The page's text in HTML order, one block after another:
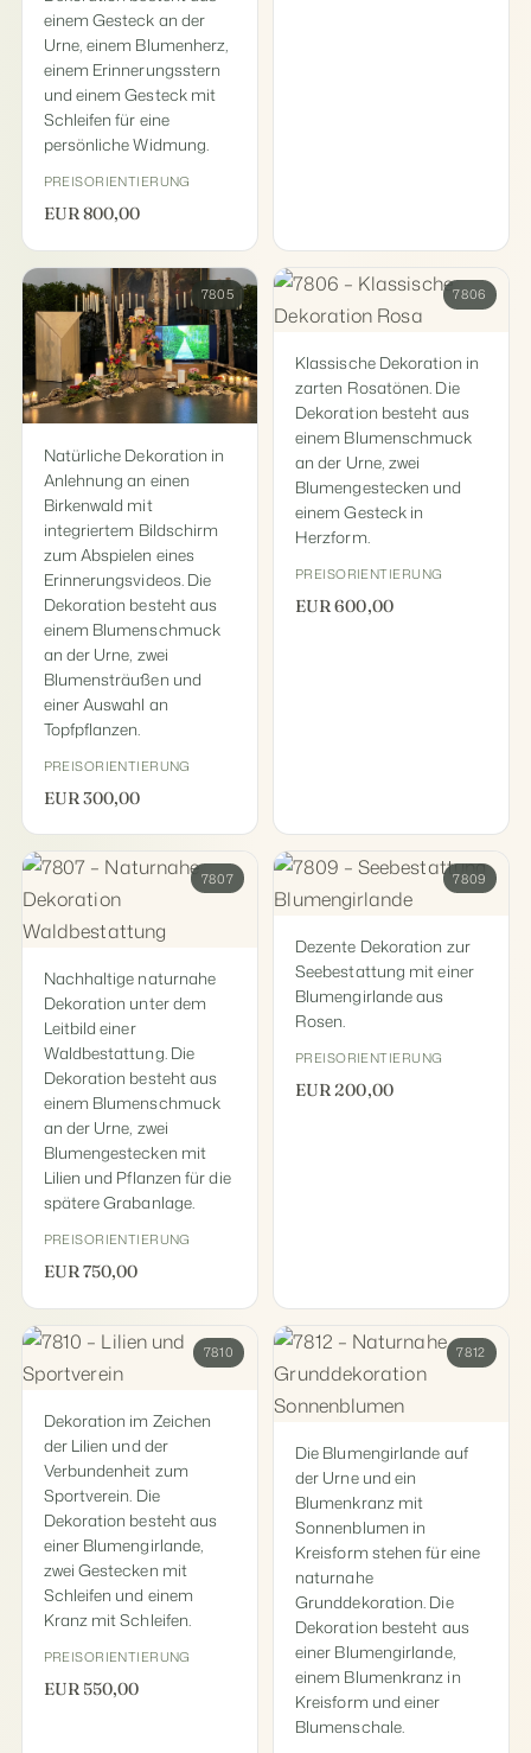
einem Gesteck an der
Urne, einem Blumenherz,
einem Erinnerungsstern
und einem Gesteck mit
Schleifen für eine
persönliche Widmung.
PREISORIENTIERUNG
EUR 800,00
7805
Natürliche Dekoration in
Anlehnung an einen
Birkenwald mit
integriertem Bildschirm
zum Abspielen eines
Erinnerungsvideos. Die
Dekoration besteht aus
einem Blumenschmuck
an der Urne, zwei
Blumensträußen und
einer Auswahl an
Topfpflanzen.
PREISORIENTIERUNG
EUR 300,00
7806
Klassische Dekoration in
zarten Rosatönen. Die
Dekoration besteht aus
einem Blumenschmuck
an der Urne, zwei
Blumengestecken und
einem Gesteck in
Herzform.
PREISORIENTIERUNG
EUR 600,00
7807
Nachhaltige naturnahe
Dekoration unter dem
Leitbild einer
Waldbestattung. Die
Dekoration besteht aus
einem Blumenschmuck
an der Urne, zwei
Blumengestecken mit
Lilien und Pflanzen für die
spätere Grabanlage.
PREISORIENTIERUNG
EUR 750,00
7809
Dezente Dekoration zur
Seebestattung mit einer
Blumengirlande aus
Rosen.
PREISORIENTIERUNG
EUR 200,00
7810
Dekoration im Zeichen
der Lilien und der
Verbundenheit zum
Sportverein. Die
Dekoration besteht aus
einer Blumengirlande,
zwei Gestecken mit
Schleifen und einem
Kranz mit Schleifen.
PREISORIENTIERUNG
EUR 550,00
7812
Die Blumengirlande auf
der Urne und ein
Blumenkranz mit
Sonnenblumen in
Kreisform stehen für eine
naturnahe
Grunddekoration. Die
Dekoration besteht aus
einer Blumengirlande,
einem Blumenkranz in
Kreisform und einer
Blumenschale.